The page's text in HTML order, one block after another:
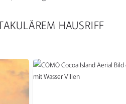
HAUSRIFF